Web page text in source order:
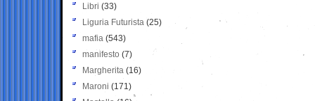
Libri (33)
Liguria Futurista (25)
mafia (543)
manifesto (7)
Margherita (16)
Maroni (171)